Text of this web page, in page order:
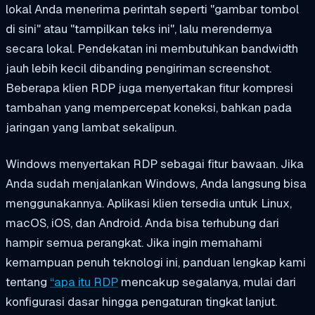
lokal Anda menerima perintah seperti "gambar tombol
di sini" atau "tampilkan teks ini", lalu merendernya
secara lokal. Pendekatan ini membutuhkan bandwidth
jauh lebih kecil dibanding pengiriman screenshot.
Beberapa klien RDP juga menyertakan fitur kompresi
tambahan yang mempercepat koneksi, bahkan pada
jaringan yang lambat sekalipun.
Windows menyertakan RDP sebagai fitur bawaan. Jika
Anda sudah menjalankan Windows, Anda langsung bisa
menggunakannya. Aplikasi klien tersedia untuk Linux,
macOS, iOS, dan Android. Anda bisa terhubung dari
hampir semua perangkat. Jika ingin memahami
kemampuan penuh teknologi ini, panduan lengkap kami
tentang “apa itu RDP mencakup segalanya, mulai dari
konfigurasi dasar hingga pengaturan tingkat lanjut.